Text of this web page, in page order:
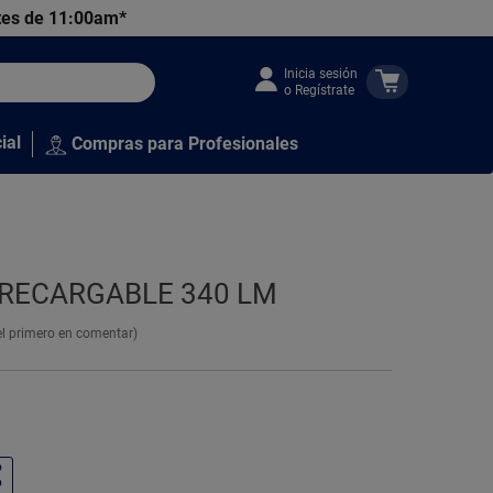
de 11:00am*
Inicia sesión
o Regístrate
Compras para Profesionales
340 LM
primero en comentar)